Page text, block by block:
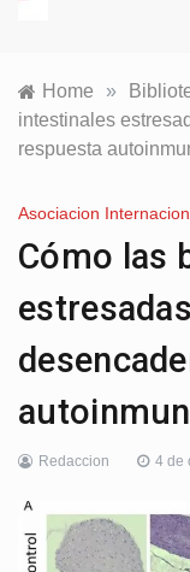
Home »
intestinales
respuesta
Asociacion
Cómo las
Redaccion 4 de